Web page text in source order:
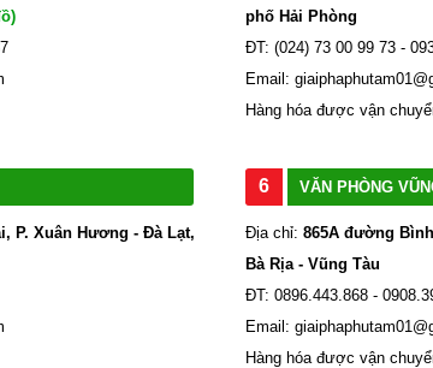
phố Hải Phòng
ĐT: (024) 73 00 99 73 -
Email:
Hàng hóa được vận
P. Xuân Hương - Đà Lạt,
6 VĂN PHÒNG
Địa chỉ: 865A đường
Bà Rịa - Vũng Tàu
ĐT: 0896.443.868 -
Email:
Hàng hóa được vận